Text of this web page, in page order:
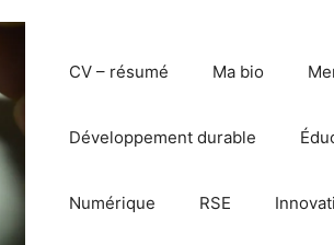
CV – résumé Ma bio
Développement durable
Numérique RSE